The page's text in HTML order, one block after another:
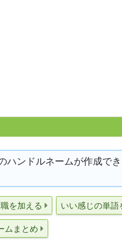
ハンドルネームが作成で
を加える いい感じの単語
ムまとめ